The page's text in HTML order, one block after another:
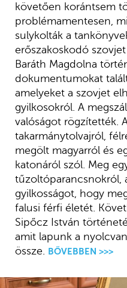
követően korántsem
problémamentesen,
sulykolták a
erőszakoskodó
Baráth Magdolna
dokumentumokat
amelyeket a szovjet
gyilkosokról. A
valóságot rögzítették.
takarmánytolvajról,
megölt magyarról és
katonáról szól. Meg
tűzoltóparancsnokról,
gyilkosságot, hogy
falusi férfi életét.
Sipőcz István
amit lapunk a
össze. BŐVEBBEN >>>